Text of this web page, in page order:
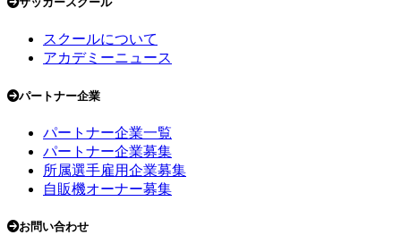
スクールについて
アカデミーニュース
パートナー企業
パートナー企業一覧
パートナー企業募集
所属選手雇用企業募集
自販機オーナー募集
お問い合わせ